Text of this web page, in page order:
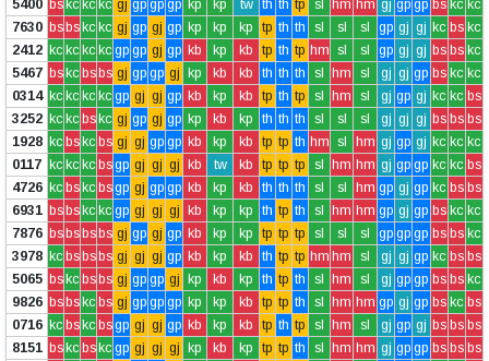
5400 bs kc kc kc gj gp gp gp kp kp tw th th tp sl hm hm gj gp gp bs kc kc
7630 bsbskc kc gj gp gj gp kp kp kp tp th th sl sl sl gp gj gj kc bs kc
2412 kc kc kc kc gp gp gj gp kb kp kb tp th tp hm sl sl gp gj gj bs bs kc
5467 bskc bsbs gj gp gp gj kp kb kb th th th sl hm sl gj gj gp bs kc kc
0314 kc kc kc kc gp gj gj gp kb kp kb tp th tp sl hm sl gj gp gj kc kc bs
3252 kc kc bskc gj gp gj gp kp kb kp th th th sl sl sl gj gj gj bs bs bs
1928 kc bskc bs gj gj gp gp kb kp kb tp tp th hm sl hm gj gp gj kc kc kc
0117 kc kc kc bsgp gj gj gj kb tw kb tp tp tp sl hm hm gj gp gp kc kc bs
4726 kc bskc bsgp gj gp gp kb kp kb th th th sl sl hm gp gj gp kc bs bs
6931 bsbskc kc gp gj gj gj kb kp kp th tp th sl hm hm gp gj gp bs kc kc
7876 bsbsbsbs gj gp gj gp kb kp kp tp tp tp sl sl sl gp gp gp bs bs kc
3978 kc bsbsbs gj gj gj gp kb kp kb th tp tp hm hm sl gj gj gp kc bs bs
5065 bskc bsbs gj gp gp gj kp kb kp th tp th sl hm sl gj gp gp bs bs kc
9826 bsbskc bs gj gp gp gp kp kp kb tp tp th sl hm hm gp gj gp bs kc bs
0716 kc bskc bsgp gj gj gp kb kp kb tp th tp sl hm sl gj gp gj bs bs bs
8151 bskc bskc gp gj gj gj kp kb kp tp tp th sl hm hm gj gp gp bs bs bs